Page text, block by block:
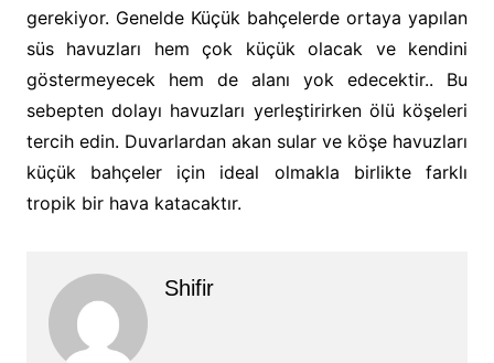
gerekiyor. Genelde Küçük bahçelerde ortaya yapılan
süs havuzları hem çok küçük olacak ve kendini
göstermeyecek hem de alanı yok edecektir.. Bu
sebepten dolayı havuzları yerleştirirken ölü köşeleri
tercih edin. Duvarlardan akan sular ve köşe havuzları
küçük bahçeler için ideal olmakla birlikte farklı
tropik bir hava katacaktır.
Shifir